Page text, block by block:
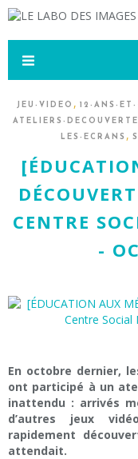
JEU-VIDEO , 12-ANS-ET-
ATELIERS-
LES-ECRANS ,
CENTRE
-
En octobre dernier,
ont participé à un
inattendu : arrivés
d’autres jeux
rapidement
attendait.